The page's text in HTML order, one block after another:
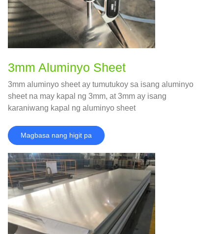
3mm Aluminyo Sheet
3mm aluminyo sheet ay tumutukoy sa isang aluminyo
sheet na may kapal ng 3mm, at 3mm ay isang
karaniwang kapal ng aluminyo sheet
Magbasa nang higit pa